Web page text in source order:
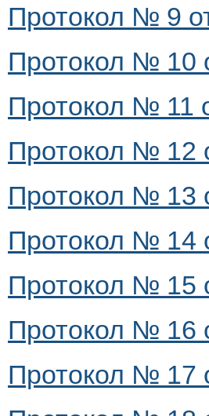
Протокол № 9
Протокол № 10
Протокол № 11
Протокол № 12
Протокол № 13
Протокол № 14
Протокол № 15
Протокол № 16
Протокол № 17